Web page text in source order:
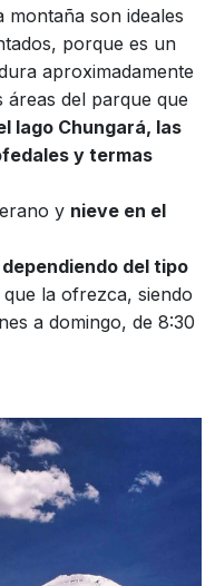
montaña son ideales
porque es un
aproximadamente
áreas del parque que
lago Chungará, las
y termas
y nieve en el
dependiendo del tipo
que la ofrezca, siendo
a domingo, de 8:30